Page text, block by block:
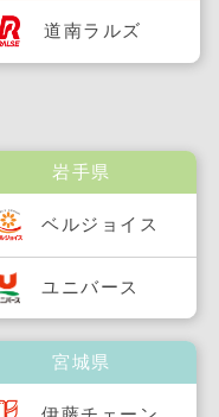
道南ラルズ
岩手県
ベルジョイス
ユニバース
宮城県